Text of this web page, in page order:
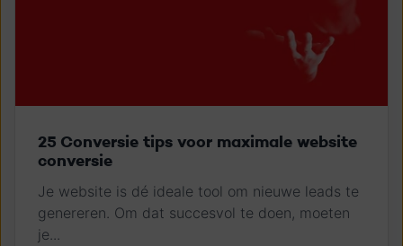
25 Conversie tips voor maximale website
conversie
Je website is dé ideale tool om nieuwe leads te
genereren. Om dat succesvol te doen, moeten
je...